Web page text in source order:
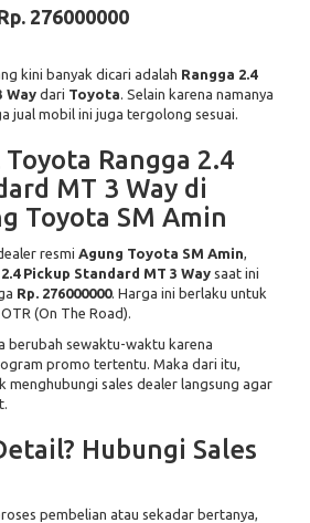
276000000
kini banyak dicari adalah Rangga 2.4
Way dari Toyota. Selain karena namanya
jual mobil ini juga tergolong sesuai.
Rangga 2.4
MT 3 Way di
Toyota SM Amin
resmi Agung Toyota SM Amin,
Pickup Standard MT 3 Way saat ini
Rp. 276000000. Harga ini berlaku untuk
(On The Road).
berubah sewaktu-waktu karena
promo tertentu. Maka dari itu,
menghubungi sales dealer langsung agar
Hubungi Sales
pembelian atau sekadar bertanya,